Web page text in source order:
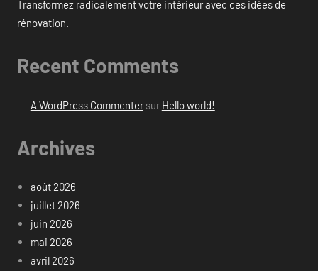
Transformez radicalement votre intérieur avec ces idées de
rénovation.
Recent Comments
A WordPress Commentersur Hello world!
Archives
août 2026
juillet 2026
juin 2026
mai 2026
avril 2026